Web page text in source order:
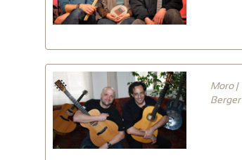
Moro |
Berger